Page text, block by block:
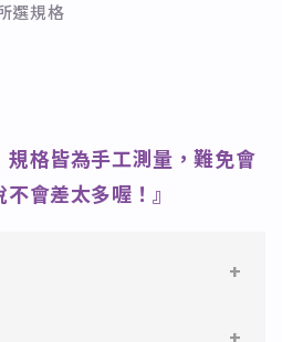
選規格
規格皆為手工測量，難免會
會差太多喔！』